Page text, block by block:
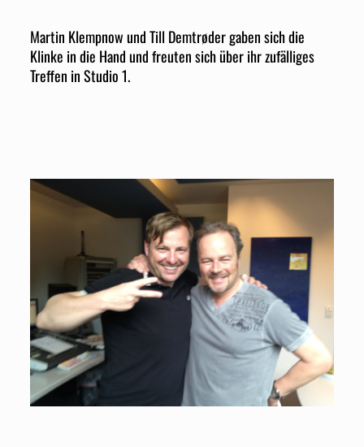
Martin Klempnow und Till Demtrøder gaben sich die
Klinke in die Hand und freuten sich über ihr zufälliges
Treffen in Studio 1.